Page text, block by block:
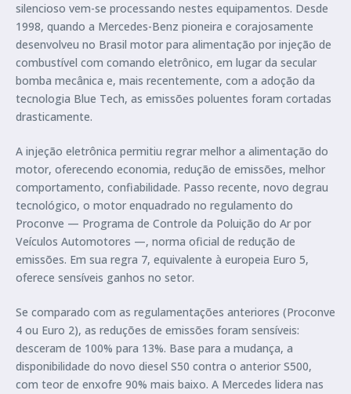
silencioso vem-se processando nestes equipamentos. Desde
1998, quando a Mercedes-Benz pioneira e corajosamente
desenvolveu no Brasil motor para alimentação por injeção de
combustível com comando eletrônico, em lugar da secular
bomba mecânica e, mais recentemente, com a adoção da
tecnologia Blue Tech, as emissões poluentes foram cortadas
drasticamente.
A injeção eletrônica permitiu regrar melhor a alimentação do
motor, oferecendo economia, redução de emissões, melhor
comportamento, confiabilidade. Passo recente, novo degrau
tecnológico, o motor enquadrado no regulamento do
Proconve — Programa de Controle da Poluição do Ar por
Veículos Automotores —, norma oficial de redução de
emissões. Em sua regra 7, equivalente à europeia Euro 5,
oferece sensíveis ganhos no setor.
Se comparado com as regulamentações anteriores (Proconve
4 ou Euro 2), as reduções de emissões foram sensíveis:
desceram de 100% para 13%. Base para a mudança, a
disponibilidade do novo diesel S50 contra o anterior S500,
com teor de enxofre 90% mais baixo. A Mercedes lidera nas